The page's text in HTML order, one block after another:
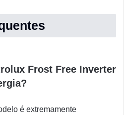
Frost Free Inverter
é extremamente